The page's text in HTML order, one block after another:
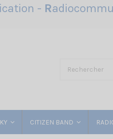
- R
CITIZEN BAND